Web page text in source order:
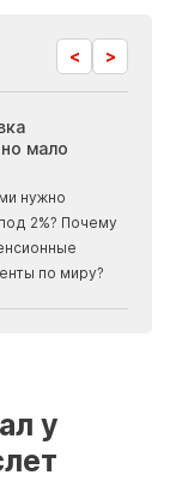
< >
мало
нужно
2%? Почему
по миру?
у